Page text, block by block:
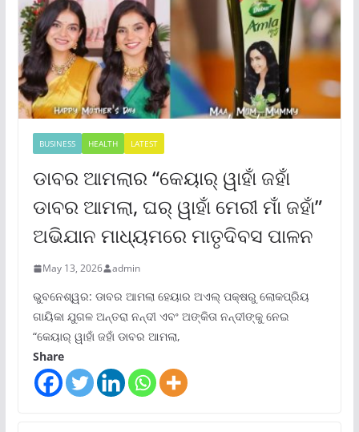
BUSINESS HEALTH LATEST
ଡାବର ଆମଲାର “କେୟାର୍ ୱାହାଁ ଜହାଁ
ଡାବର ଆମଲା, ଘର୍ ୱାହାଁ ମେରୀ ମାଁ ଜହାଁ”
ଅଭିଯାନ ମାଧ୍ୟମରେ ମାତୃଦିବସ ପାଳନ
May 13, 2026 admin
ଭୁବନେଶ୍ୱର: ଡାବର ଆମଲା ହେୟାର ଅଏଲ୍ ପକ୍ଷରୁ ଲୋକପ୍ରିୟ
ଗାୟିକା ଯୁଗଳ ଅନ୍ତରା ନନ୍ଦୀ ଏବଂ ଅଙ୍କିତା ନନ୍ଦୀଙ୍କୁ ନେଇ
“କେୟାର୍ ୱାହାଁ ଜହାଁ ଡାବର ଆମଲା,
Share